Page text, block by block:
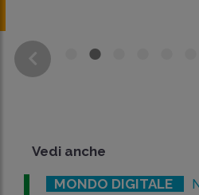
Vedi anche
MONDO DIGITALE